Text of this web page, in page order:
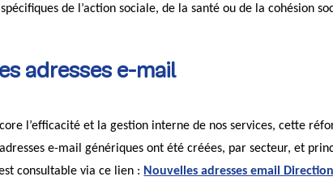
de l’action sociale, de la santé ou de la cohésion
adresses e-mail
l’efficacité et la gestion interne de nos services, cette
e-mail génériques ont été créées, par secteur, et
consultable via ce lien : Nouvelles adresses email